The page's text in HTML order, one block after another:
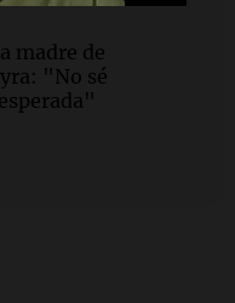
madre de
"No sé